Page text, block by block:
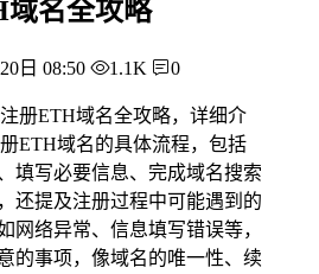
名全攻略
日 08:50 1.1K 0
册ETH域名全攻略，详细介
ETH域名的具体流程，包括
填写必要信息、完成域名搜索
还提及注册过程中可能遇到的
网络异常、信息填写错误等，
的事项，像域名的唯一性、续